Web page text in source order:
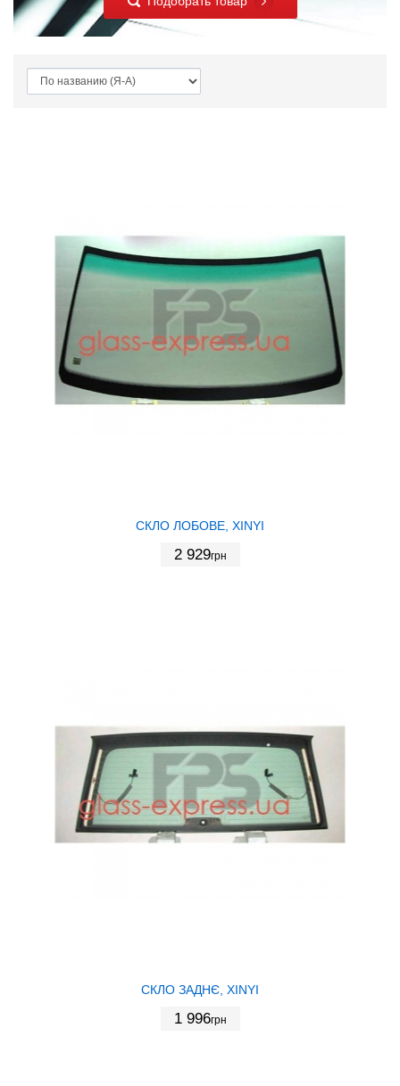
СКЛО ЛОБОВЕ, XINYI
2 929грн
СКЛО ЗАДНЄ, XINYI
1 996грн